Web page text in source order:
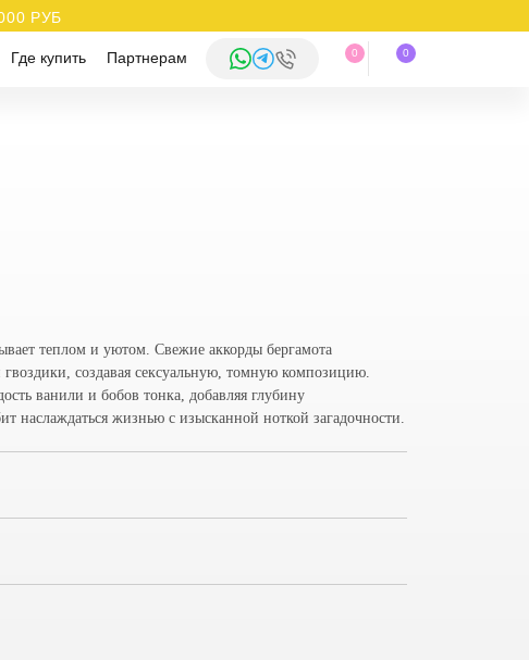
РУБ
Партнерам
Где купить 0
0
теплом и уютом. Свежие аккорды бергамота
создавая сексуальную, томную композицию.
ванили и бобов тонка, добавляя глубину
наслаждаться жизнью с изысканной ноткой загадочности.